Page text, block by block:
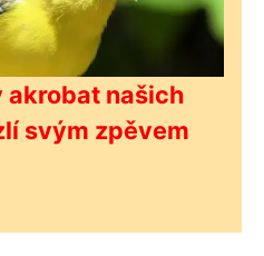
akrobat našich
svým zpěvem